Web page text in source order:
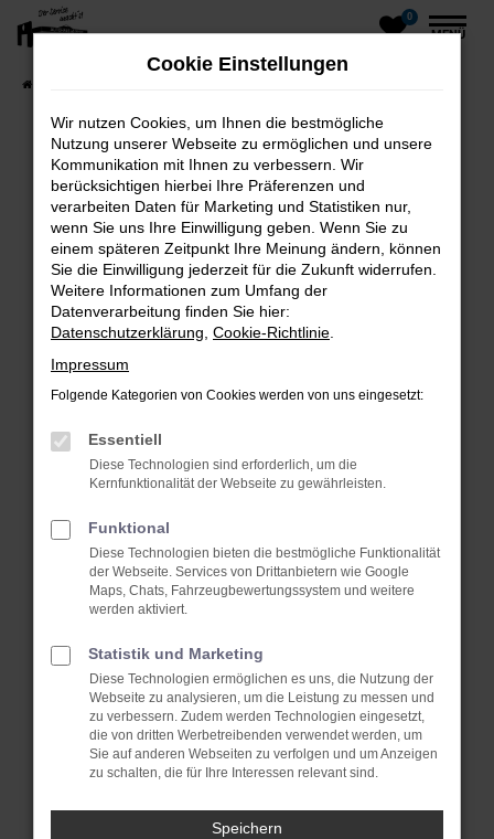
Zum
Hauptinhalt
springen
0
MENÜ
Fehler: Network Error
Beim Laden ist ein Fehler aufgetreten.
Hier sind ein paar Tipps, die dir helfen können:
Überprüfe deine Firewall und deine
Laden andere Webseiten, zum Beispiel deine
Suchmaschine?
Prüfe deine Browsererweiterungen.
Manche Erweiterungen, wie Werbeblocker,
können das Laden bestimmter Seiten
anderen Browser oder in einem privaten
Fenster?
Starte dein Gerät neu.
Das kann manchmal helfen, vorübergehende
Stelle sicher, dass dein Browser und dein
Betriebssystem auf dem neuesten Stand
sind.
Veraltete Software birgt nicht nur ein
Sicherheitsrisiko, sondern kann auch dazu
unterstützt werden.
Cookie Einstellungen
Wir nutzen Cookies, um Ihnen die bestmögliche
Nutzung unserer Webseite zu ermöglichen und unsere
Kommunikation mit Ihnen zu verbessern. Wir
berücksichtigen hierbei Ihre Präferenzen und
verarbeiten Daten für Marketing und Statistiken nur,
wenn Sie uns Ihre Einwilligung geben. Wenn Sie zu
einem späteren Zeitpunkt Ihre Meinung ändern, können
Sie die Einwilligung jederzeit für die Zukunft widerrufen.
Weitere Informationen zum Umfang der
Datenverarbeitung finden Sie hier:
Datenschutzerklärung Cookie-Richtlinie
Impressum
Folgende Kategorien von Cookies werden von uns eingesetzt:
Essentiell
Diese Technologien sind erforderlich, um die
Kernfunktionalität der Webseite zu gewährleisten.
Funktional
Diese Technologien bieten die bestmögliche Funktionalität
der Webseite. Services von Drittanbietern wie Google
Maps, Chats, Fahrzeugbewertungssystem und weitere
werden aktiviert.
Statistik und Marketing
Diese Technologien ermöglichen es uns, die Nutzung der
Webseite zu analysieren, um die Leistung zu messen und
zu verbessern. Zudem werden Technologien eingesetzt,
die von dritten Werbetreibenden verwendet werden, um
Sie auf anderen Webseiten zu verfolgen und um Anzeigen
zu schalten, die für Ihre Interessen relevant sind.
Speichern